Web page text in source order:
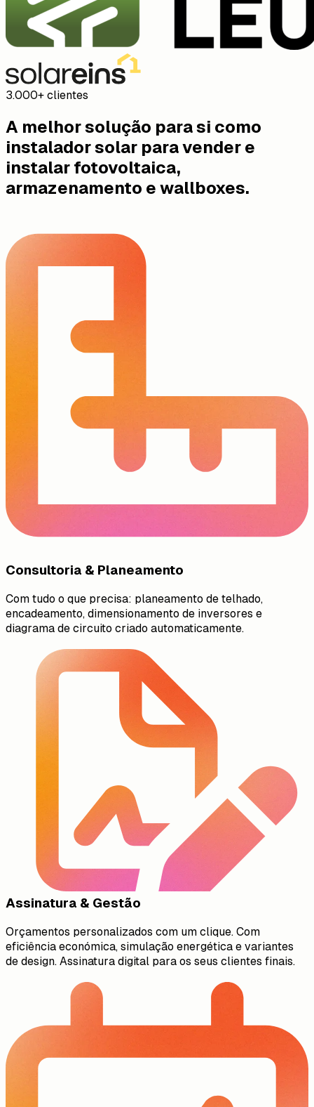
3.000+ clientes
A melhor solução para si como
instalador solar para vender e
instalar fotovoltaica,
armazenamento e wallboxes.
Consultoria & Planeamento
Com tudo o que precisa: planeamento de telhado,
encadeamento, dimensionamento de inversores e
diagrama de circuito criado automaticamente.
Assinatura & Gestão
Orçamentos personalizados com um clique. Com
eficiência económica, simulação energética e variantes
de design. Assinatura digital para os seus clientes finais.